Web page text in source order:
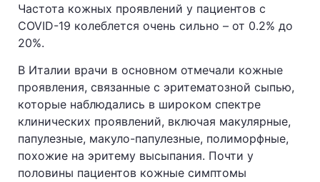
Частота кожных проявлений у пациентов с
COVID-19 колеблется очень сильно – от 0.2% до
20%.
В Италии врачи в основном отмечали кожные
проявления, связанные с эритематозной сыпью,
которые наблюдались в широком спектре
клинических проявлений, включая макулярные,
папулезные, макуло-папулезные, полиморфные,
похожие на эритему высыпания. Почти у
половины пациентов кожные симптомы